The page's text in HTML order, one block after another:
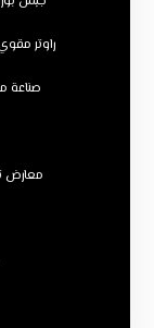
راوتر
صناعة
معارض